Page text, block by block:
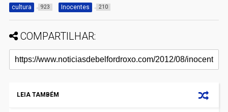
cultura 923 Inocentes 210
COMPARTILHAR:
LEIA TAMBÉM